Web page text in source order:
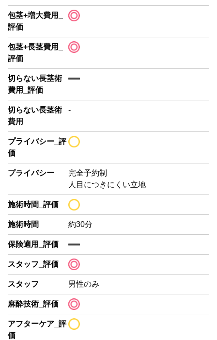
包茎+増大費用_
評価
包茎+長茎費用_
評価
切らない長茎術
費用_評価
切らない長茎術
費用
-
プライバシー_評
価
プライバシー
完全予約制
人目につきにくい立地
施術時間_評価
施術時間 約30分
保険適用_評価
スタッフ_評価
スタッフ 男性のみ
麻酔技術_評価
アフターケア_評
価